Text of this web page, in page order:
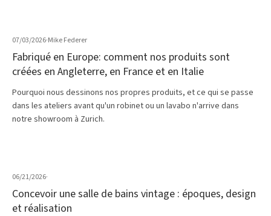
07/03/2026·Mike Federer
Fabriqué en Europe: comment nos produits sont
créées en Angleterre, en France et en Italie
Pourquoi nous dessinons nos propres produits, et ce qui se passe
dans les ateliers avant qu'un robinet ou un lavabo n'arrive dans
notre showroom à Zurich.
06/21/2026·
Concevoir une salle de bains vintage : époques, design
et réalisation